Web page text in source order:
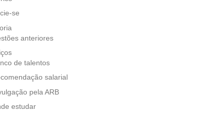
se
anteriores
de talentos
salarial
pela ARB
estudar